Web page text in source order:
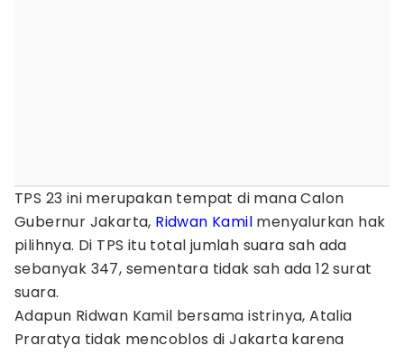
TPS 23 ini merupakan tempat di mana Calon
Gubernur Jakarta, Ridwan Kamil menyalurkan hak
pilihnya. Di TPS itu total jumlah suara sah ada
sebanyak 347, sementara tidak sah ada 12 surat
suara.
Adapun Ridwan Kamil bersama istrinya, Atalia
Praratya tidak mencoblos di Jakarta karena